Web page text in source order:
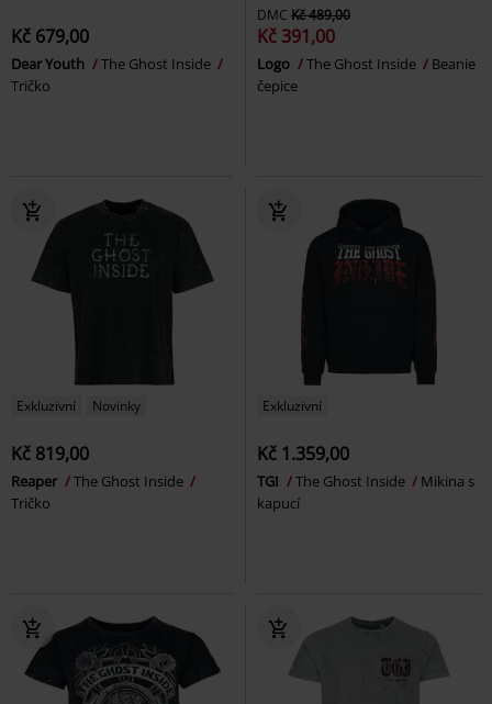
Kč 679,00
Dear Youth
The Ghost Inside
Tričko
DMC Kč 489,00
Kč 391,00
Logo The Ghost Inside
Beanie
čepice
Exkluzivní Novinky
Kč 819,00
Reaper
The Ghost Inside
Tričko
Exkluzivní
Kč 1.359,00
TGI The Ghost Inside
Mikina s
kapucí